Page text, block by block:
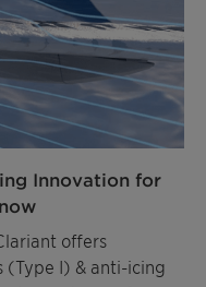
Innovation for
offers
I) & anti-icing